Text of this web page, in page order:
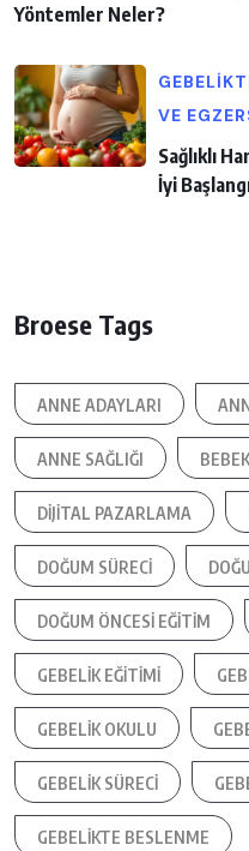
Yöntemler Neler?
VE
Sağlıklı
İyi
Broese Tags
ANNE ADAYLARI
ANNE SAĞLIĞI
DIJITAL PAZARLAMA
DOĞUM SÜRECI
DOĞUM ÖNCESI EĞITIM
GEBELIK EĞITIMI
GEBELIK OKULU
GEBELIK SÜRECI
GEBELIKTE BESLENME